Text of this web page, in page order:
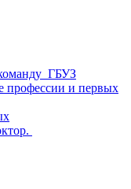
ГБУЗ
профессии и первых